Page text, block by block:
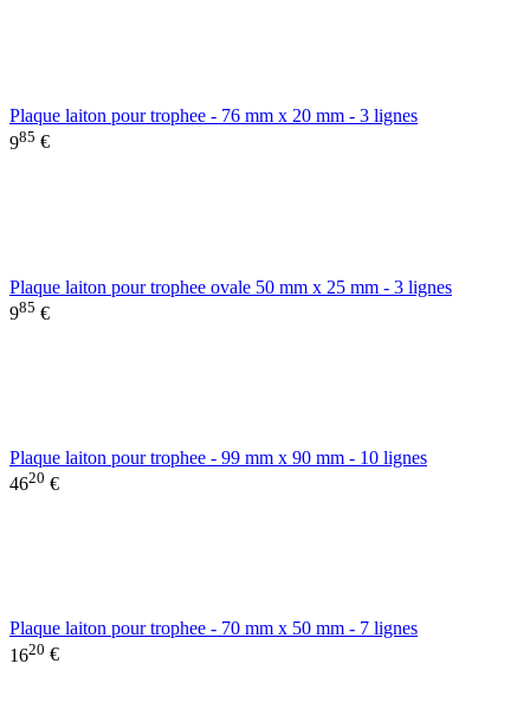
Plaque laiton pour trophee - 76 mm x 20 mm - 3 lignes
985 €
Plaque laiton pour trophee ovale 50 mm x 25 mm - 3 lignes
985 €
Plaque laiton pour trophee - 99 mm x 90 mm - 10 lignes
4620 €
Plaque laiton pour trophee - 70 mm x 50 mm - 7 lignes
1620 €